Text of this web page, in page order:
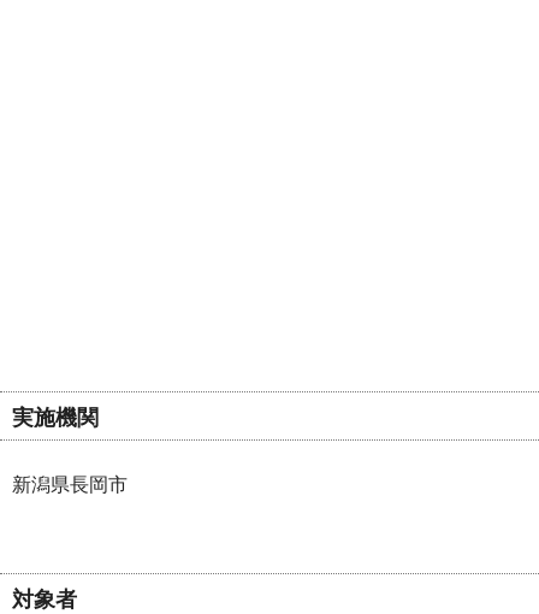
実施機関
新潟県長岡市
対象者